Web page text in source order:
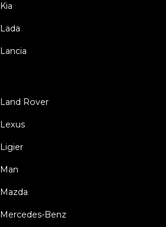
Kia
Lada
Lancia
Land Rover
Lexus
Ligier
Man
Mazda
Mercedes-Benz